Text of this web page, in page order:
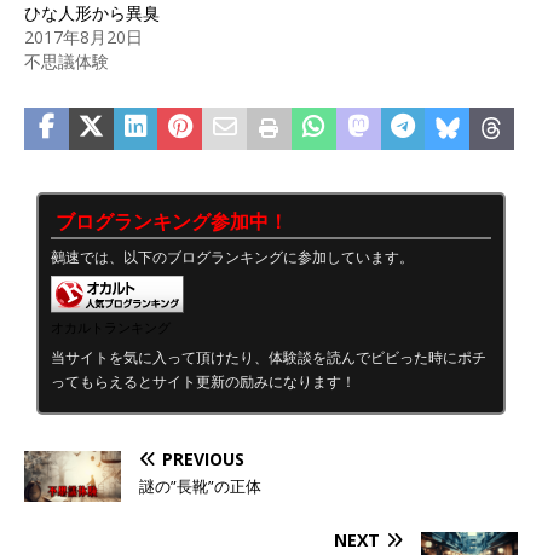
ひな人形から異臭
2017年8月20日
不思議体験
ブログランキング参加中！
鵺速では、以下のブログランキングに参加しています。
当サイトを気に入って頂けたり、体験談を読んでビビった時にポチ
ってもらえるとサイト更新の励みになります！
PREVIOUS
謎の”長靴”の正体
NEXT